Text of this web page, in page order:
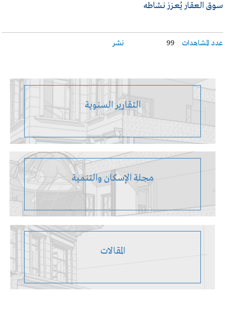
سـوق العقـار يُعـزز نـشاطه
نشر عدد المشاهدات 99
التقارير السنوية
مجلة الإسكان والتنمية
المقالات